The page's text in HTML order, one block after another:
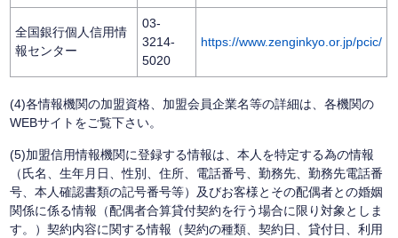
全国銀行個人信用情
報センター
03-
3214-
5020
https://www.zenginkyo.or.jp/pcic/
(4)各情報機関の加盟資格、加盟会員企業名等の詳細は、各機関の
WEBサイトをご覧下さい。
(5)加盟信用情報機関に登録する情報は、本人を特定する為の情報
（氏名、生年月日、性別、住所、電話番号、勤務先、勤務先電話番
号、本人確認書類の記号番号等）及びお客様とその配偶者との婚姻
関係に係る情報（配偶者合算貸付契約を行う場合に限り対象としま
す。）契約内容に関する情報（契約の種類、契約日、貸付日、利用